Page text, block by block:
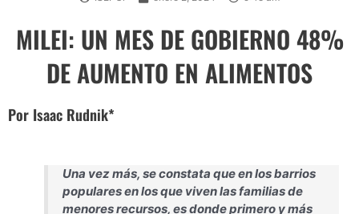
MILEI: UN MES DE GOBIERNO 48%
DE AUMENTO EN ALIMENTOS
Por Isaac Rudnik*
Una vez más, se constata que en los barrios
populares en los que viven las familias de
menores recursos, es donde primero y más